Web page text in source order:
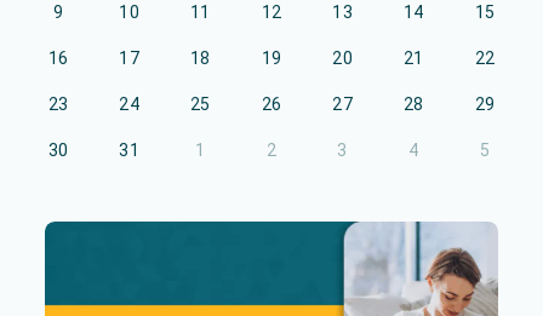
9 10 11 12 13 14 15
16 17 18 19 20 21 22
23 24 25 26 27 28 29
30 31 1 2 3 4 5